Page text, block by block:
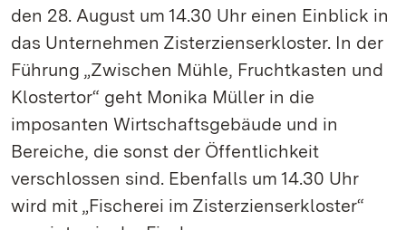
den 28. August um 14.30 Uhr einen Einblick in
das Unternehmen Zisterzienserkloster. In der
Führung „Zwischen Mühle, Fruchtkasten und
Klostertor“ geht Monika Müller in die
imposanten Wirtschaftsgebäude und in
Bereiche, die sonst der Öffentlichkeit
verschlossen sind. Ebenfalls um 14.30 Uhr
wird mit „Fischerei im Zisterzienserkloster“